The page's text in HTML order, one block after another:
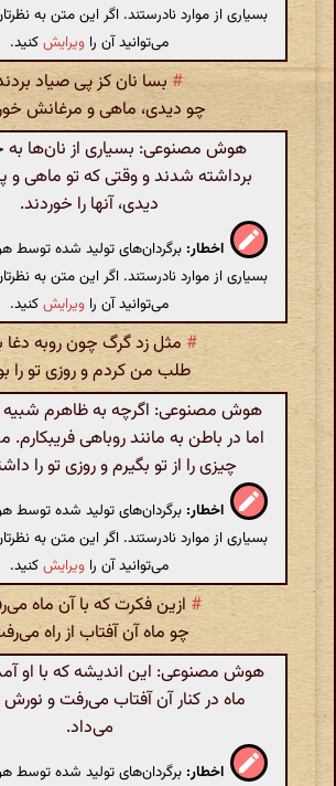
بسیاری از موارد نادرستند. اگر این متن به
می‌توانید آن را ویرایشکنید.
# بسا نان کز پی صیاد
چو دیدی‌، ماهی و مرغانش
هوش مصنوعی: بسیاری از نان‌ها به
برداشته شدند و وقتی که تو ماهی و
دیدی، آنها را خوردند.
اخطار: برگردان‌های تولید شده
بسیاری از موارد نادرستند. اگر این متن به
می‌توانید آن را ویرایشکنید.
# مثل زد گرگ چون روبه دغا
طلب من کردم و روزی تو را
هوش مصنوعی: اگرچه به ظاهرم
اما در باطن به مانند روباهی
چیزی را از تو بگیرم و روزی تو را
اخطار: برگردان‌های تولید شده
بسیاری از موارد نادرستند. اگر این متن به
می‌توانید آن را ویرایشکنید.
# ازین فکرت که با آن ماه
چو ماه آن آفتاب از راه
هوش مصنوعی: این اندیشه که با او
ماه در کنار آن آفتاب می‌رفت و
می‌داد.
اخطار: برگردان‌های تولید شده